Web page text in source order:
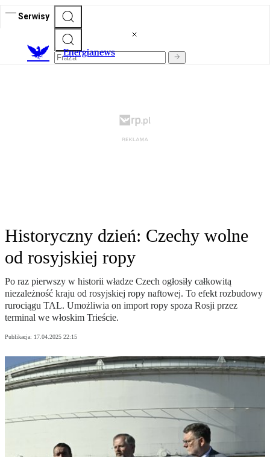
Serwisy
Energianews
Historyczny dzień: Czechy wolne
od rosyjskiej ropy
Po raz pierwszy w historii władze Czech ogłosiły całkowitą
niezależność kraju od rosyjskiej ropy naftowej. To efekt rozbudowy
rurociągu TAL. Umożliwia on import ropy spoza Rosji przez
terminal we włoskim Trieście.
Publikacja: 17.04.2025 22:15